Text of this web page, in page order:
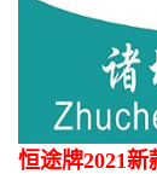
恒途牌2021新